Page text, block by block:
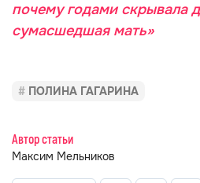
почему годами скрывала
сумасшедшая мать»
ПОЛИНА ГАГАРИНА
Автор статьи
Максим Мельников